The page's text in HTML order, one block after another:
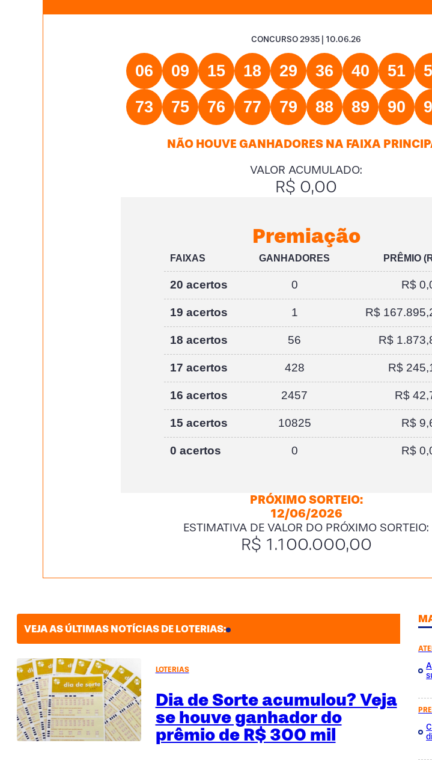
CONCURSO 2935 | 10.06.26
06 09 15 18 29 36 40 51
73 75 76 77 79 88 89 90
NÃO HOUVE GANHADORES NA FAIXA
VALOR ACUMULADO:
R$ 0,00
Premiação
FAIXAS GANHADORES PRÊMIO
20 acertos 0 R$
19 acertos 1 R$
18 acertos 56 R$
17 acertos 428 R$
16 acertos 2457 R$
15 acertos 10825 R$
0 acertos 0 R$
PRÓXIMO SORTEIO:
12/06/2026
ESTIMATIVA DE VALOR DO PRÓXIMO SORTEIO:
R$ 1.100.000,00
VEJA AS ÚLTIMAS NOTÍCIAS DE LOTERIAS:
LOTERIAS
Dia de Sorte acumulou? Veja
se houve ganhador do
prêmio de R$ 300 mil